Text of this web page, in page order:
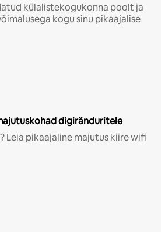
külalistekogukonna poolt ja
kogu sinu pikaajalise
digiränduritele
Leia pikaajaline majutus kiire wifi